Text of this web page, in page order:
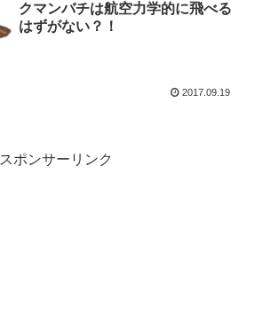
クマンバチは航空力学的に飛べる
はずがない？！
2017.09.19
スポンサーリンク